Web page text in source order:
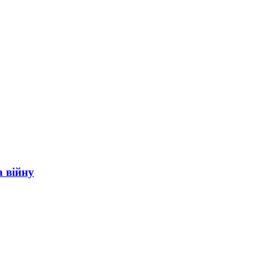
війну